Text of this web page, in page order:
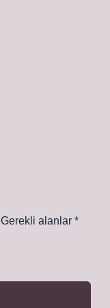
Gerekli alanlar *